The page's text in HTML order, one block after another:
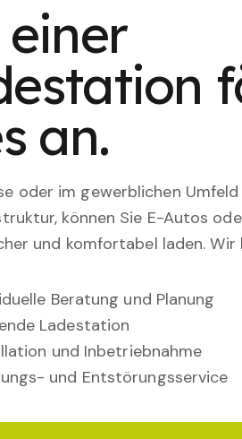
an.
oder im gewerblichen
können Sie E-Autos
und komfortabel laden. Wir
Beratung und Planung
Ladestation
und Inbetriebnahme
und Entstörungsservice